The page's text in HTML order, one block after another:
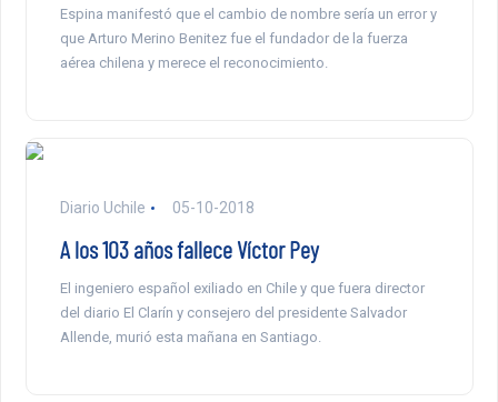
Espina manifestó que el cambio de nombre sería un error y
que Arturo Merino Benitez fue el fundador de la fuerza
aérea chilena y merece el reconocimiento.
Diario Uchile 05-10-2018
A los 103 años fallece Víctor Pey
El ingeniero español exiliado en Chile y que fuera director
del diario El Clarín y consejero del presidente Salvador
Allende, murió esta mañana en Santiago.